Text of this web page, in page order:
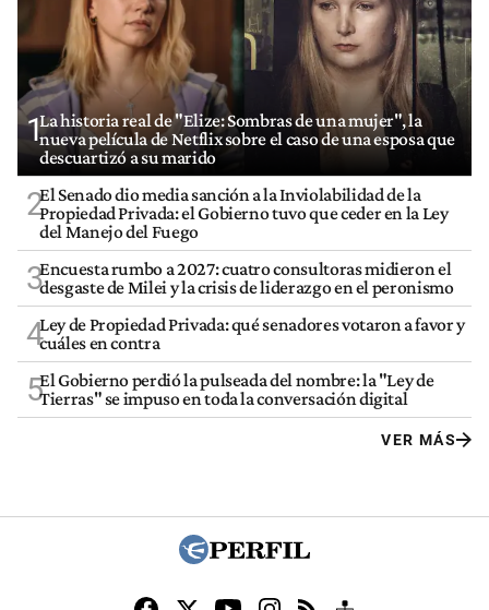
1La historia real de "Elize: Sombras de una mujer", la
nueva película de Netflix sobre el caso de una esposa que
descuartizó a su marido
2El Senado dio media sanción a la Inviolabilidad de la
Propiedad Privada: el Gobierno tuvo que ceder en la Ley
del Manejo del Fuego
3Encuesta rumbo a 2027: cuatro consultoras midieron el
desgaste de Milei y la crisis de liderazgo en el peronismo
4Ley de Propiedad Privada: qué senadores votaron a favor y
cuáles en contra
5El Gobierno perdió la pulseada del nombre: la "Ley de
Tierras" se impuso en toda la conversación digital
VER MÁS